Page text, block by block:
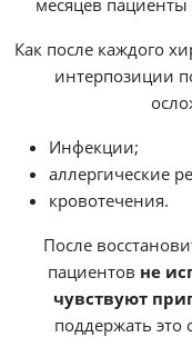
месяцев
Как после каждого
интерпозиции
Инфекции;
аллергические
кровотечения.
После
пациентов не
чувствуют
поддержать это